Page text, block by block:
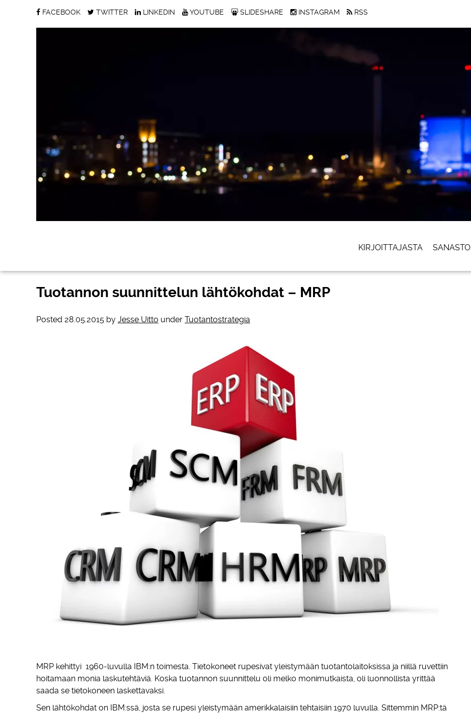
FACEBOOK TWITTER LINKEDIN YOUTUBE SLIDESHARE INSTAGRAM RSS
KIRJOITTAJASTA SANASTO
Tuotannon suunnittelun lähtökohdat – MRP
Posted 28.05.2015 by Jesse Uitto under Tuotantostrategia
MRP kehittyi 1960-luvulla IBM:n toimesta. Tietokoneet rupesivat yleistymään tuotantolaitoksissa ja niillä ruvettiin
hoitamaan monia laskutehtäviä. Koska tuotannon suunnittelu oli melko monimutkaista, oli luonnollista yrittää
saada se tietokoneen laskettavaksi.
Sen lähtökohdat on IBM:ssä, josta se rupesi yleistymään amerikkalaisiin tehtaisiin 1970 luvulla. Sittemmin MRP:tä